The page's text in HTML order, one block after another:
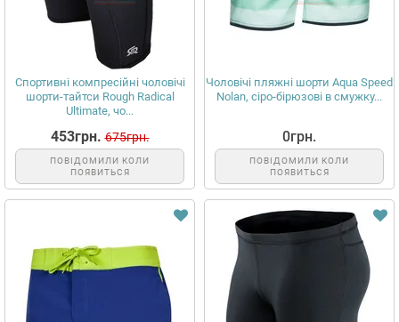
Спортивні компресійні чоловічі
шорти-тайтси Rough Radical
Ultimate, чо...
453грн. 675грн.
ПОВІДОМИЛИ КОЛИ
ПОЯВИТЬСЯ
Чоловічі пляжні шорти Aqua Speed
Nolan, сіро-бірюзові в смужку...
0грн.
ПОВІДОМИЛИ КОЛИ
ПОЯВИТЬСЯ